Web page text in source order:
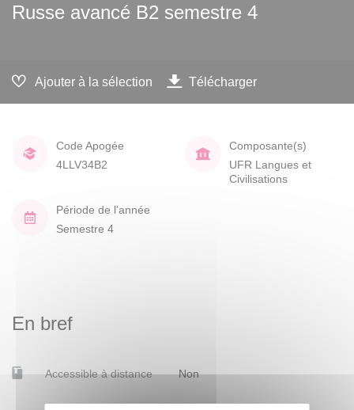
Russe avancé B2 semestre 4
Ajouter à la sélection Télécharger
Code Apogée
4LLV34B2
Composante(s)
UFR Langues et
Civilisations
Période de l'année
Semestre 4
En bref
Accessible à distance Non